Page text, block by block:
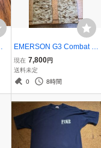
EMERSON G3 Combat P
ANT コンバットパンツ ao
r1 膝パッドなし レプリ
カ タクティカル 30W
VY SEAL
現在 7,800円
送料未定
0
8時間